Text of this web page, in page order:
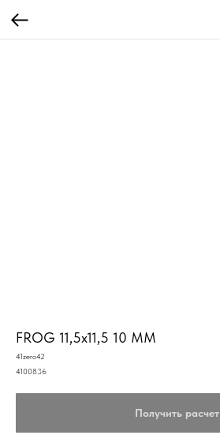
FROG 11,5x11,5 10 MM
41zero42
4100836
Получить расчет